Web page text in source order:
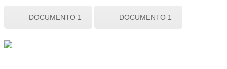
DOCUMENTO 1 DOCUMENTO 1